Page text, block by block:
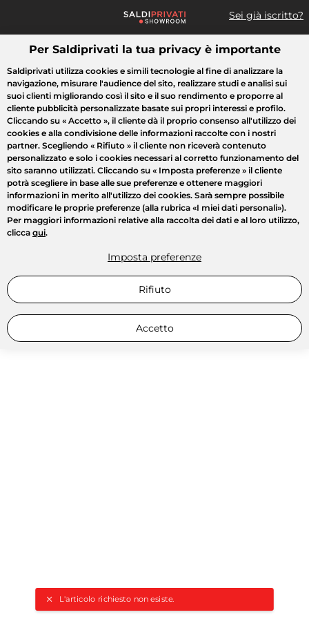
Sei già iscritto?
Cosa cerchi?
L'articolo richiesto non esiste.
Tutte le vendite Moda Casa Bellezza Elettrodomestici
Per Saldiprivati la tua privacy è importante
Saldiprivati utilizza cookies e simili tecnologie al fine di analizzare la
navigazione, misurare l'audience del sito, realizzare studi e analisi sui
suoi clienti migliorando così il sito e il suo rendimento e proporre al
cliente pubblicità personalizzate basate sui propri interessi e profilo.
Cliccando su « Accetto », il cliente dà il proprio consenso all'utilizzo dei
cookies e alla condivisione delle informazioni raccolte con i nostri
partner. Scegliendo « Rifiuto » il cliente non riceverà contenuto
personalizzato e solo i cookies necessari al corretto funzionamento del
sito saranno utilizzati. Cliccando su « Imposta preferenze » il cliente
potrà scegliere in base alle sue preferenze e ottenere maggiori
informazioni in merito all'utilizzo dei cookies. Sarà sempre possibile
modificare le proprie preferenze (alla rubrica «I miei dati personali»).
Per maggiori informazioni relative alla raccolta dei dati e al loro utilizzo,
clicca qui.
Imposta preferenze
Rifiuto
Accetto